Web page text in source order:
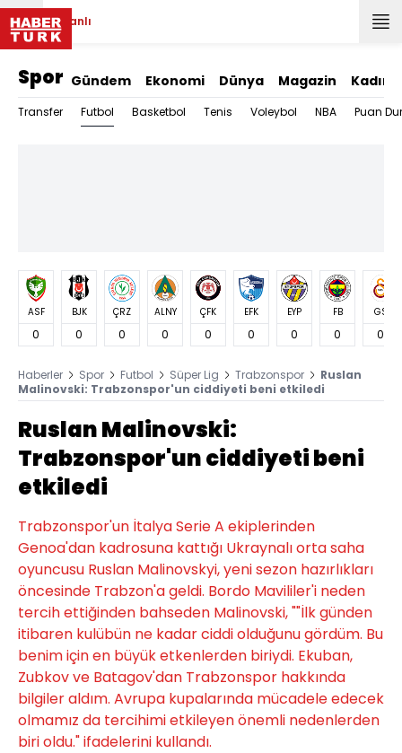
Canlı
Spor Gündem Ekonomi Dünya Magazin Kadın
Transfer Futbol Basketbol Tenis Voleybol NBA Puan
ASF
0
BJK
0
ÇRZ
0
ALNY
0
ÇFK
0
EFK
0
EYP
0
FB
0
GS
0
Haberler Spor Futbol Süper Lig Trabzonspor
Ruslan
Malinovski: Trabzonspor'un ciddiyeti beni etkiledi
Ruslan Malinovski:
Trabzonspor'un ciddiyeti beni
etkiledi
Trabzonspor'un İtalya Serie A ekiplerinden
Genoa'dan kadrosuna kattığı Ukraynalı orta saha
oyuncusu Ruslan Malinovskyi, yeni sezon hazırlıkları
öncesinde Trabzon'a geldi. Bordo Mavililer'i neden
tercih ettiğinden bahseden Malinovski, ""İlk günden
itibaren kulübün ne kadar ciddi olduğunu gördüm. Bu
benim için en büyük etkenlerden biriydi. Ekuban,
Zubkov ve Batagov'dan Trabzonspor hakkında
bilgiler aldım. Avrupa kupalarında mücadele edecek
olmamız da tercihimi etkileyen önemli nedenlerden
biri oldu." ifadelerini kullandı.